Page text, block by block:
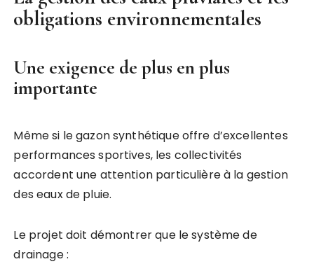
obligations environnementales
Une exigence de plus en plus
importante
Même si le gazon synthétique offre d’excellentes
performances sportives, les collectivités
accordent une attention particulière à la gestion
des eaux de pluie.
Le projet doit démontrer que le système de
drainage :